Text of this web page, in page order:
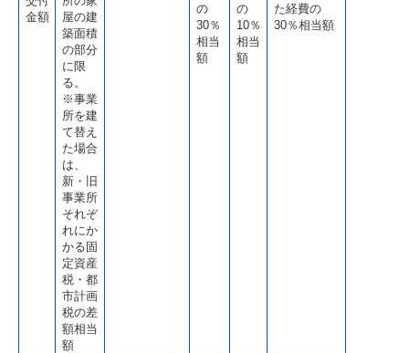
金額
屋の建
築面積
の部分
に限
る。
※事業
所を建
て替え
た場合
は、
新・旧
事業所
それぞ
れにか
かる固
定資産
税・都
市計画
税の差
額相当
額
の
30％
相当
額
の
10％
相当
額
た経費の
30％相当額